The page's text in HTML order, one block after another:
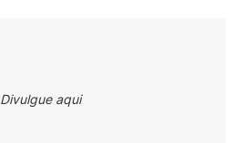
Divulgue aqui